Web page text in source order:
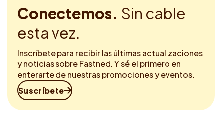
Conectemos. Sin cable
esta vez.
Inscríbete para recibir las últimas actualizaciones
y noticias sobre Fastned. Y sé el primero en
enterarte de nuestras promociones y eventos.
Suscríbete